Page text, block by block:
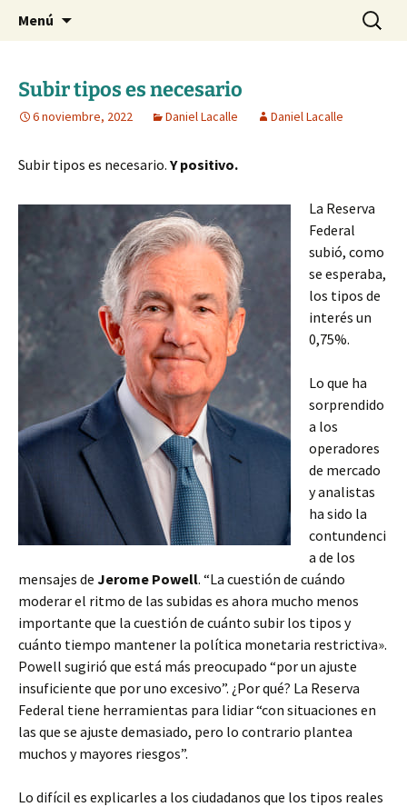
dlacalle.com
Blog de Daniel Lacalle
Menú Buscar:
Subir tipos es necesario
6 noviembre, 2022 Daniel Lacalle Daniel Lacalle
Subir tipos es necesario. Y positivo.
La Reserva
Federal
subió, como
se esperaba,
los tipos de
interés un
0,75%.
Lo que ha
sorprendido
a los
operadores
de mercado
y analistas
ha sido la
contundenci
a de los
mensajes de Jerome Powell. “La cuestión de cuándo
moderar el ritmo de las subidas es ahora mucho menos
importante que la cuestión de cuánto subir los tipos y
cuánto tiempo mantener la política monetaria restrictiva».
Powell sugirió que está más preocupado “por un ajuste
insuficiente que por uno excesivo”. ¿Por qué? La Reserva
Federal tiene herramientas para lidiar “con situaciones en
las que se ajuste demasiado, pero lo contrario plantea
muchos y mayores riesgos”.
Lo difícil es explicarles a los ciudadanos que los tipos reales